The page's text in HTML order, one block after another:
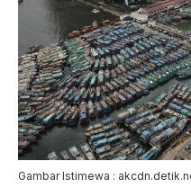
Gambar Istimewa :